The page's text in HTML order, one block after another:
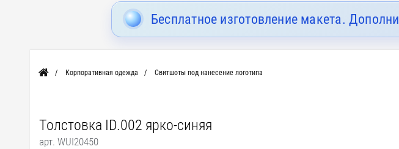
Бесплатное изготовление макета.
Главная Корпоративная одежда Свитшоты под нанесение логотипа
Толстовка ID.002 ярко-синяя
арт. WUI20450